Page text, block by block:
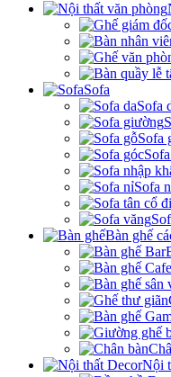
Sofa
Sofa
Sofa
Sofa
Bàn ghế
Nội